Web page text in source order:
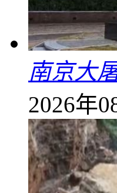
南京大
2026年